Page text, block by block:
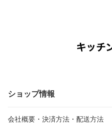
ショップ情報
会社概要・決済方法・配送方法